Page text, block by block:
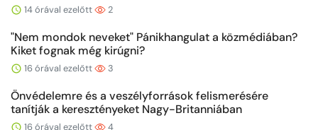
14 órával ezelőtt 2
"Nem mondok neveket" Pánikhangulat a közmédiában?
Kiket fognak még kirúgni?
16 órával ezelőtt 3
Önvédelemre és a veszélyforrások felismerésére
tanítják a keresztényeket Nagy-Britanniában
16 órával ezelőtt 4